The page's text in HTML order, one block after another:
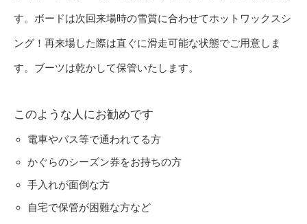
す。ボードは次回来場時の雪質に合わせてホットワックスシ
ング！再来場した際は直ぐに滑走可能な状態でご用意しま
す。ブーツは乾かして保管いたします。
このような人にお勧めです
電車やバス等で通われてる方
かぐらのシーズン券をお持ちの方
手入れが面倒な方
自宅で保管が困難な方など